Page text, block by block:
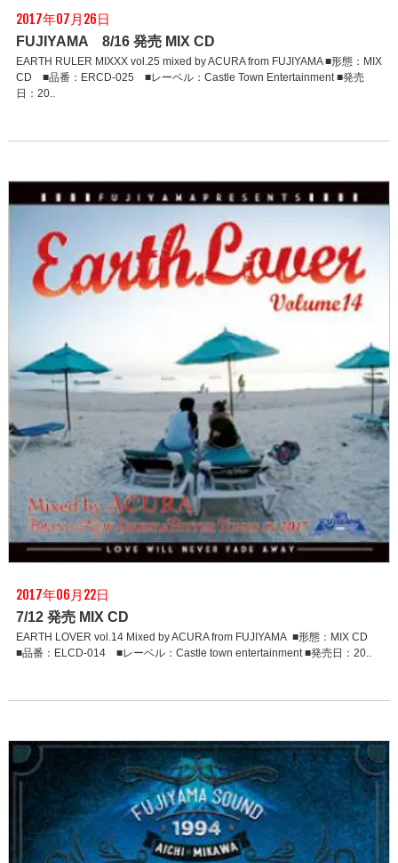
2017年07月26日
FUJIYAMA 8/16 発売 MIX CD
EARTH RULER MIXXX vol.25 mixed by ACURA from FUJIYAMA ■形態：MIX
CD ■品番：ERCD-025 ■レーベル：Castle Town Entertainment ■発売
日：20..
2017年06月22日
7/12 発売 MIX CD
EARTH LOVER vol.14 Mixed by ACURA from FUJIYAMA ■形態：MIX CD
■品番：ELCD-014 ■レーベル：Castle town entertainment ■発売日：20..